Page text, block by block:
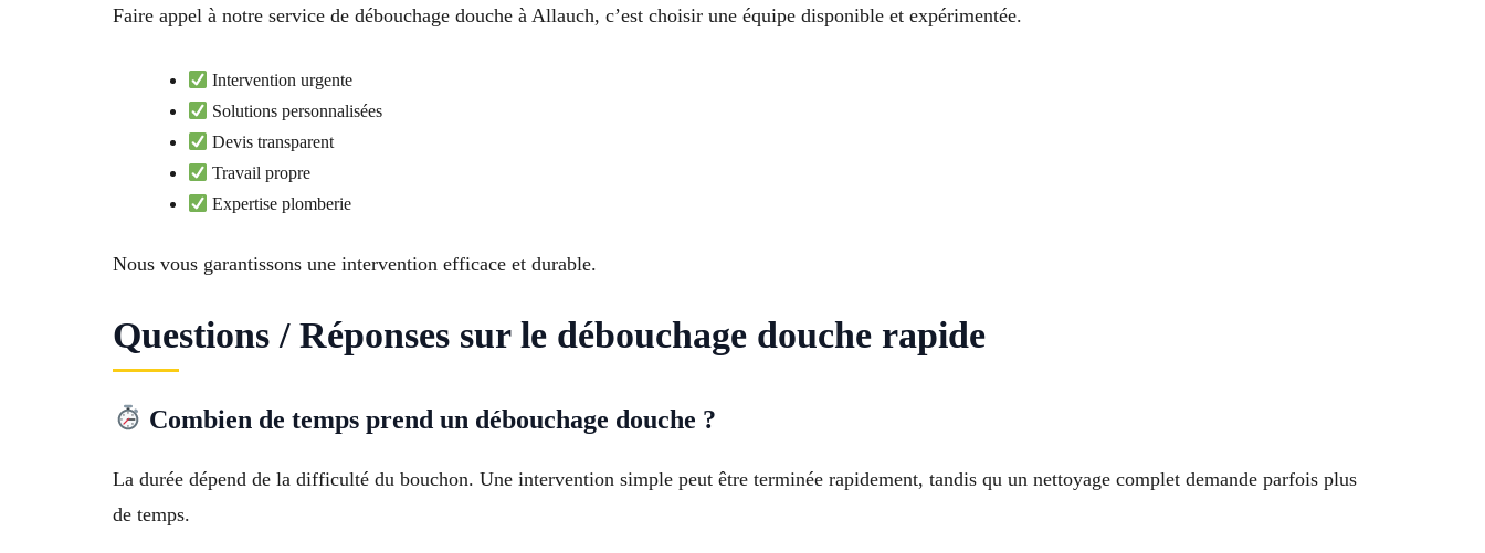
Faire appel à notre service de débouchage douche à Allauch, c’est choisir une équipe disponible et expérimentée.
Intervention urgente
Solutions personnalisées
Devis transparent
Travail propre
Expertise plomberie
Nous vous garantissons une intervention efficace et durable.
Questions / Réponses sur le débouchage douche rapide
Combien de temps prend un débouchage douche ?
La durée dépend de la difficulté du bouchon. Une intervention simple peut être terminée rapidement, tandis qu un nettoyage complet demande parfois plus
de temps.